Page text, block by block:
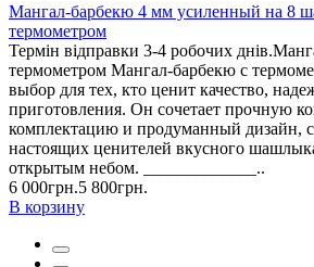
Мангал-барбекю 4 мм усиленный на 8
термометром
Термін відправки 3-4 робочих
термометром Мангал-барбекю с
выбор для тех, кто ценит качество,
приготовления. Он сочетает прочную
комплектацию и продуманный дизайн,
настоящих ценителей вкусного
открытым небом. _____________..
6 000грн.5 800грн.
В корзину